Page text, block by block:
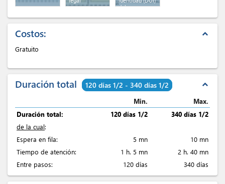
del
legal
Costos: expand_less
Gratuito
Duración total 120 días 1/2 - 340 días 1/2 expand_less
Min.
Max.
Duración total:
120 días 1/2
340 días 1/2
de la cual:
Espera en fila:
5 mn
10 mn
Tiempo de atención:
1 h. 5 mn
2 h. 40 mn
Entre pasos:
120 días 340 días